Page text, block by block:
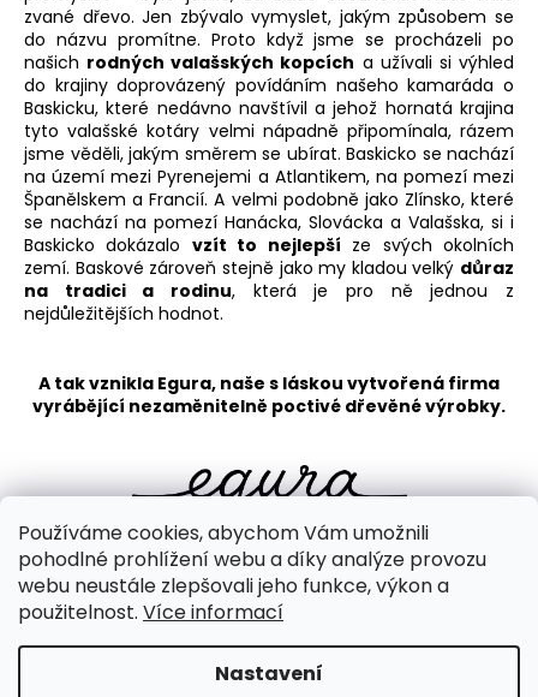
Používáme cookies, abychom Vám umožnili
pohodlné prohlížení webu a díky analýze provozu
webu neustále zlepšovali jeho funkce, výkon a
použitelnost. Více informací
Nastavení
zvané dřevo. Jen zbývalo vymyslet, jakým způsobem se
do názvu promítne. Proto když jsme se procházeli po
našich rodných valašských kopcích a užívali si výhled
do krajiny doprovázený povídáním našeho kamaráda o
Baskicku, které nedávno navštívil a jehož hornatá krajina
tyto valašské kotáry velmi nápadně připomínala, rázem
jsme věděli, jakým směrem se ubírat. Baskicko se nachází
na území mezi Pyrenejemi a Atlantikem, na pomezí mezi
Španělskem a Francií. A velmi podobně jako Zlínsko, které
se nachází na pomezí Hanácka, Slovácka a Valašska, si i
Baskicko dokázalo vzít to nejlepší ze svých okolních
zemí. Baskové zároveň stejně jako my kladou velký důraz
na tradici a rodinu, která je pro ně jednou z
nejdůležitějších hodnot.
A tak vznikla Egura, naše s láskou vytvořená firma
vyrábějící nezaměnitelně poctivé dřevěné výrobky.